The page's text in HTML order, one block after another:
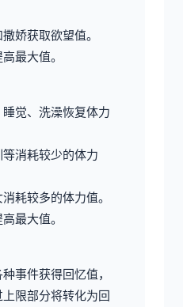
娇获取欲望值。
最大值。
觉、洗澡恢复体力
消耗较少的体力
耗较多的体力值。
最大值。
事件获得回忆值，
限部分将转化为回